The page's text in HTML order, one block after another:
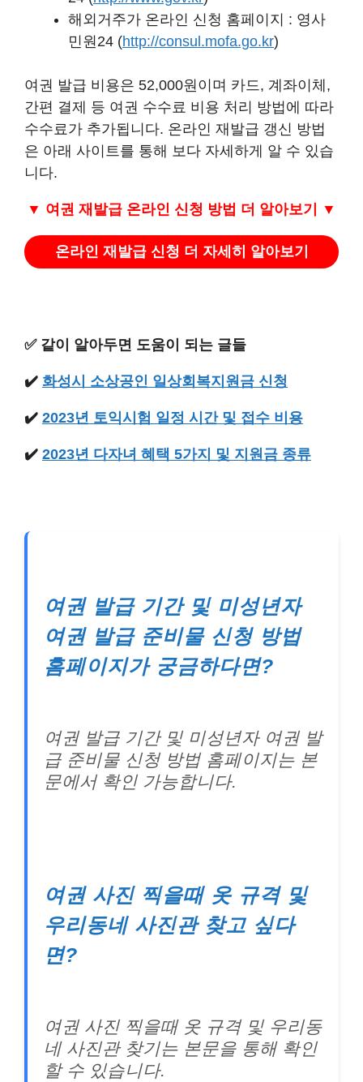
해외거주가 온라인 신청 홈페이지 : 영사
민원24 (http://consul.mofa.go.kr)
여권 발급 비용은 52,000원이며 카드, 계좌이체,
간편 결제 등 여권 수수료 비용 처리 방법에 따라
수수료가 추가됩니다. 온라인 재발급 갱신 방법
은 아래 사이트를 통해 보다 자세하게 알 수 있습
니다.
▼ 여권 재발급 온라인 신청 방법 더 알아보기 ▼
온라인 재발급 신청 더 자세히 알아보기
✅ 같이 알아두면 도움이 되는 글들
✔️ 화성시 소상공인 일상회복지원금 신청
✔️ 2023년 토익시험 일정 시간 및 접수 비용
✔️ 2023년 다자녀 혜택 5가지 및 지원금 종류
여권 발급 기간 및 미성년자
여권 발급 준비물 신청 방법
홈페이지가 궁금하다면?
여권 발급 기간 및 미성년자 여권 발
급 준비물 신청 방법 홈페이지는 본
문에서 확인 가능합니다.
여권 사진 찍을때 옷 규격 및
우리동네 사진관 찾고 싶다
면?
여권 사진 찍을때 옷 규격 및 우리동
네 사진관 찾기는 본문을 통해 확인
할 수 있습니다.